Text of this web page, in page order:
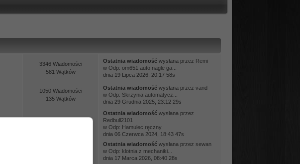
3346 Wiadomości
581 Wątków
Ostatnia wiadomośćwysłana przez Remi
w Odp: om651 auto nagle ga...
dnia 19 Lipca 2026, 20:17 58s
1050 Wiadomości
135 Wątków
Ostatnia wiadomośćwysłana przez vand
w Odp: Skrzynia automatycz...
dnia 29 Grudnia 2025, 23:12 29s
Ostatnia wiadomośćwysłana przez
Redbull2101
w Odp: Hamulec ręczny
dnia 06 Czerwca 2024, 18:43 47s
Ostatnia wiadomośćwysłana przez sewan
w Odp: klotnia z mechaniki...
dnia 17 Marca 2026, 08:40 28s